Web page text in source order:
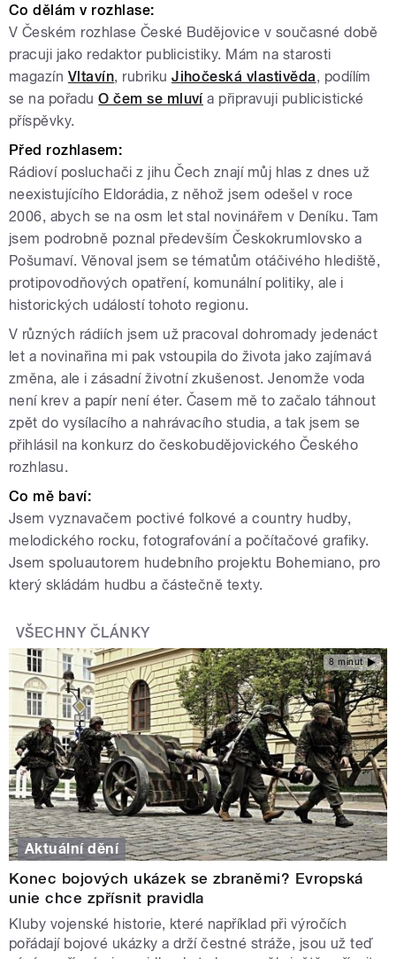
Co dělám v rozhlase:
V Českém rozhlase České Budějovice v současné době
pracuji jako redaktor publicistiky. Mám na starosti
magazín Vltavín, rubrikuJihočeská vlastivěda, podílím
se na pořaduO čem se mluvía připravuji publicistické
příspěvky.
Před rozhlasem:
Rádioví posluchači z jihu Čech znají můj hlas z dnes už
neexistujícího Eldorádia, z něhož jsem odešel v roce
2006, abych se na osm let stal novinářem v Deníku. Tam
jsem podrobně poznal především Českokrumlovsko a
Pošumaví. Věnoval jsem se tématům otáčivého hlediště,
protipovodňových opatření, komunální politiky, ale i
historických událostí tohoto regionu.
V různých rádiích jsem už pracoval dohromady jedenáct
let a novinařina mi pak vstoupila do života jako zajímavá
změna, ale i zásadní životní zkušenost. Jenomže voda
není krev a papír není éter. Časem mě to začalo táhnout
zpět do vysílacího a nahrávacího studia, a tak jsem se
přihlásil na konkurz do českobudějovického Českého
rozhlasu.
Co mě baví:
Jsem vyznavačem poctivé folkové a country hudby,
melodického rocku, fotografování a počítačové grafiky.
Jsem spoluautorem hudebního projektu Bohemiano, pro
který skládám hudbu a částečně texty.
VŠECHNY ČLÁNKY
8 minut
Aktuální dění
Konec bojových ukázek se zbraněmi? Evropská
unie chce zpřísnit pravidla
Kluby vojenské historie, které například při výročích
pořádají bojové ukázky a drží čestné stráže, jsou už teď